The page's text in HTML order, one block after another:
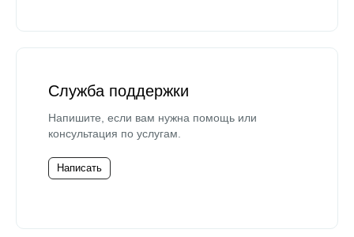
Служба поддержки
Напишите, если вам нужна помощь или
консультация по услугам.
Написать